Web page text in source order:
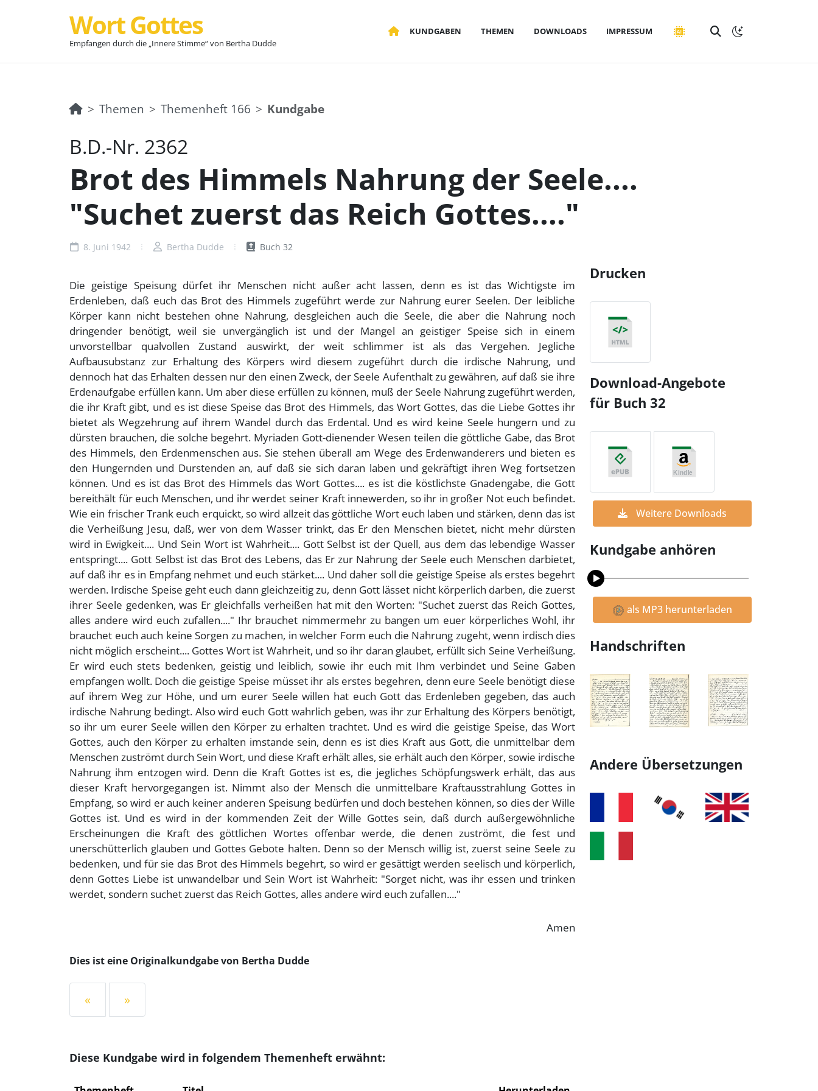
Wort Gottes
Empfangen durch die „Innere Stimme“ von Bertha Dudde
KUNDGABEN THEMEN DOWNLOADS IMPRESSUM
Themen Themenheft 166 Kundgabe
B.D.-Nr. 2362
Brot des Himmels Nahrung der Seele....
"Suchet zuerst das Reich Gottes...."
8. Juni 1942 Bertha Dudde Buch 32
Die geistige Speisung dürfet ihr Menschen nicht außer acht lassen, denn es ist das Wichtigste im
Erdenleben, daß euch das Brot des Himmels zugeführt werde zur Nahrung eurer Seelen. Der leibliche
Körper kann nicht bestehen ohne Nahrung, desgleichen auch die Seele, die aber die Nahrung noch
dringender benötigt, weil sie unvergänglich ist und der Mangel an geistiger Speise sich in einem
unvorstellbar qualvollen Zustand auswirkt, der weit schlimmer ist als das Vergehen. Jegliche
Aufbausubstanz zur Erhaltung des Körpers wird diesem zugeführt durch die irdische Nahrung, und
dennoch hat das Erhalten dessen nur den einen Zweck, der Seele Aufenthalt zu gewähren, auf daß sie ihre
Erdenaufgabe erfüllen kann. Um aber diese erfüllen zu können, muß der Seele Nahrung zugeführt werden,
die ihr Kraft gibt, und es ist diese Speise das Brot des Himmels, das Wort Gottes, das die Liebe Gottes ihr
bietet als Wegzehrung auf ihrem Wandel durch das Erdental. Und es wird keine Seele hungern und zu
dürsten brauchen, die solche begehrt. Myriaden Gott-dienender Wesen teilen die göttliche Gabe, das Brot
des Himmels, den Erdenmenschen aus. Sie stehen überall am Wege des Erdenwanderers und bieten es
den Hungernden und Durstenden an, auf daß sie sich daran laben und gekräftigt ihren Weg fortsetzen
können. Und es ist das Brot des Himmels das Wort Gottes.... es ist die köstlichste Gnadengabe, die Gott
bereithält für euch Menschen, und ihr werdet seiner Kraft innewerden, so ihr in großer Not euch befindet.
Wie ein frischer Trank euch erquickt, so wird allzeit das göttliche Wort euch laben und stärken, denn das ist
die Verheißung Jesu, daß, wer von dem Wasser trinkt, das Er den Menschen bietet, nicht mehr dürsten
wird in Ewigkeit.... Und Sein Wort ist Wahrheit.... Gott Selbst ist der Quell, aus dem das lebendige Wasser
entspringt.... Gott Selbst ist das Brot des Lebens, das Er zur Nahrung der Seele euch Menschen darbietet,
auf daß ihr es in Empfang nehmet und euch stärket.... Und daher soll die geistige Speise als erstes begehrt
werden. Irdische Speise geht euch dann gleichzeitig zu, denn Gott lässet nicht körperlich darben, die zuerst
ihrer Seele gedenken, was Er gleichfalls verheißen hat mit den Worten: "Suchet zuerst das Reich Gottes,
alles andere wird euch zufallen...." Ihr brauchet nimmermehr zu bangen um euer körperliches Wohl, ihr
brauchet euch auch keine Sorgen zu machen, in welcher Form euch die Nahrung zugeht, wenn irdisch dies
nicht möglich erscheint.... Gottes Wort ist Wahrheit, und so ihr daran glaubet, erfüllt sich Seine Verheißung.
Er wird euch stets bedenken, geistig und leiblich, sowie ihr euch mit Ihm verbindet und Seine Gaben
empfangen wollt. Doch die geistige Speise müsset ihr als erstes begehren, denn eure Seele benötigt diese
auf ihrem Weg zur Höhe, und um eurer Seele willen hat euch Gott das Erdenleben gegeben, das auch
irdische Nahrung bedingt. Also wird euch Gott wahrlich geben, was ihr zur Erhaltung des Körpers benötigt,
so ihr um eurer Seele willen den Körper zu erhalten trachtet. Und es wird die geistige Speise, das Wort
Gottes, auch den Körper zu erhalten imstande sein, denn es ist dies Kraft aus Gott, die unmittelbar dem
Menschen zuströmt durch Sein Wort, und diese Kraft erhält alles, sie erhält auch den Körper, sowie irdische
Nahrung ihm entzogen wird. Denn die Kraft Gottes ist es, die jegliches Schöpfungswerk erhält, das aus
dieser Kraft hervorgegangen ist. Nimmt also der Mensch die unmittelbare Kraftausstrahlung Gottes in
Empfang, so wird er auch keiner anderen Speisung bedürfen und doch bestehen können, so dies der Wille
Gottes ist. Und es wird in der kommenden Zeit der Wille Gottes sein, daß durch außergewöhnliche
Erscheinungen die Kraft des göttlichen Wortes offenbar werde, die denen zuströmt, die fest und
unerschütterlich glauben und Gottes Gebote halten. Denn so der Mensch willig ist, zuerst seine Seele zu
bedenken, und für sie das Brot des Himmels begehrt, so wird er gesättigt werden seelisch und körperlich,
denn Gottes Liebe ist unwandelbar und Sein Wort ist Wahrheit: "Sorget nicht, was ihr essen und trinken
werdet, sondern suchet zuerst das Reich Gottes, alles andere wird euch zufallen...."
Amen
Dies ist eine Originalkundgabe von Bertha Dudde
« »
Diese Kundgabe wird in folgendem Themenheft erwähnt:
Drucken
Download-Angebote
für Buch 32
Weitere Downloads
Kundgabe anhören
als MP3 herunterladen
Handschriften
Andere Übersetzungen